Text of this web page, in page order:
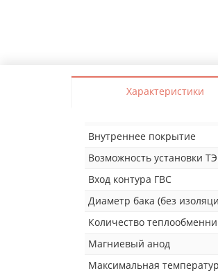
Характеристики
Внутреннее покрытие
Возможность установки
Вход контура ГВС
Диаметр бака (без
Количество
Магниевый анод
Максимальная